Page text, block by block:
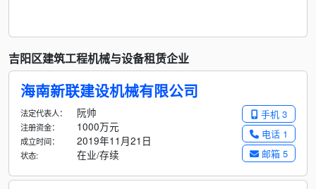
吉阳区建筑工程机械与设备租赁企业
海南新联建设机械有限公司
手机 3
电话 1
邮箱 5
法定代表人： 阮帅
注册资金： 1000万元
成立时间： 2019年11月21日
状态: 在业/存续